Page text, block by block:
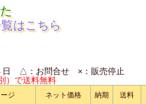
はこちら
日 △：お問合せ ×：販売停止
）で送料無料
ジ ネット価格 納期 送料